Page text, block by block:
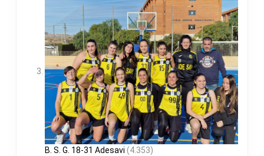
B. S. G. 18-31 Adesavi (4.353)